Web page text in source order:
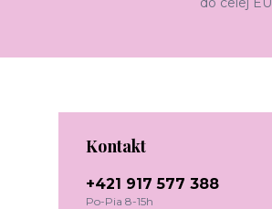
Kontakt
+421 917 577 388
Po-Pia 8-15h